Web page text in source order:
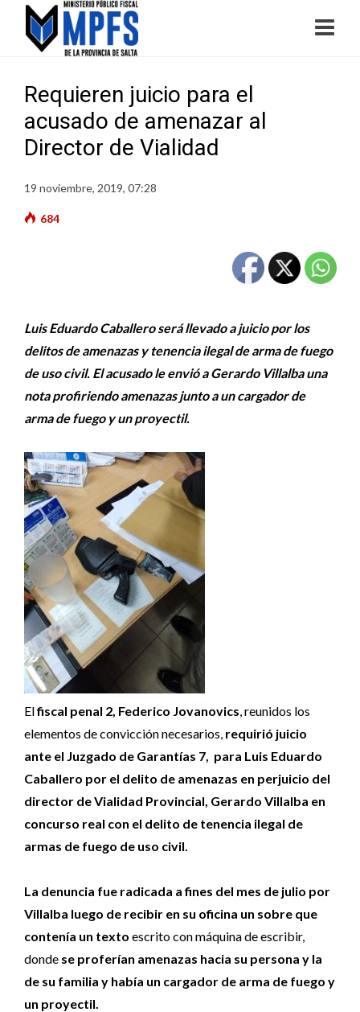
Requieren juicio para el
acusado de amenazar al
Director de Vialidad
19 noviembre, 2019, 07:28
684
Luis Eduardo Caballero será llevado a juicio por los
delitos de amenazas y tenencia ilegal de arma de fuego
de uso civil. El acusado le envió a Gerardo Villalba una
nota profiriendo amenazas junto a un cargador de
arma de fuego y un proyectil.
Elfiscal penal 2, Federico Jovanovics, reunidos los
elementos de convicción necesarios, requirió juicio
ante el Juzgado de Garantías 7, para Luis Eduardo
Caballero por el delito de amenazas en perjuicio del
director de Vialidad Provincial, Gerardo Villalba en
concurso real con el delito de tenencia ilegal de
armas de fuego de uso civil.
La denuncia fue radicada a fines del mes de julio por
Villalba luego de recibir en su oficina un sobre que
contenía un texto escrito con máquina de escribir,
donde se proferían amenazas hacia su persona y la
de su familia y había un cargador de arma de fuego y
un proyectil.